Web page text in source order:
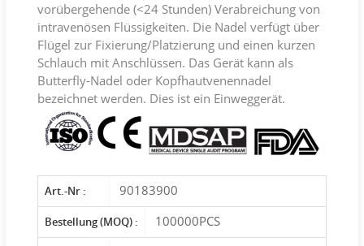
vorübergehende (<24 Stunden) Verabreichung von
intravenösen Flüssigkeiten. Die Nadel verfügt über
Flügel zur Fixierung/Platzierung und einen kurzen
Schlauch mit Anschlüssen. Das Gerät kann als
Butterfly-Nadel oder Kopfhautvenennadel
bezeichnet werden. Dies ist ein Einweggerät.
Art.-Nr : 90183900
Bestellung (MOQ) : 100000PCS